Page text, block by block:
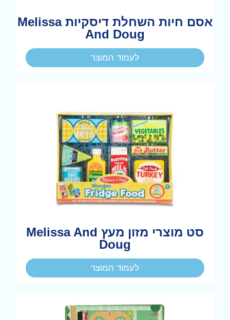
אסם חיות השחלת דיסקיות Melissa
And Doug
לעמוד המוצר
סט מוצרי מזון מעץ Melissa And
Doug
לעמוד המוצר